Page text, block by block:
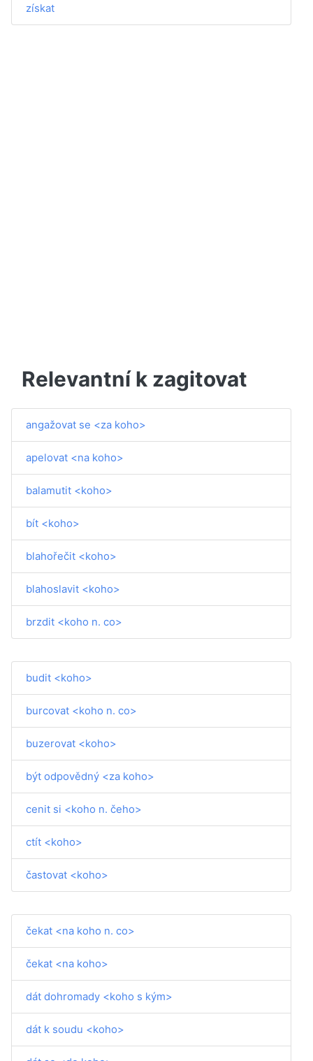
získat
Relevantní k zagitovat
angažovat se <za koho>
apelovat <na koho>
balamutit <koho>
bít <koho>
blahořečit <koho>
blahoslavit <koho>
brzdit <koho n. co>
budit <koho>
burcovat <koho n. co>
buzerovat <koho>
být odpovědný <za koho>
cenit si <koho n. čeho>
ctít <koho>
častovat <koho>
čekat <na koho n. co>
čekat <na koho>
dát dohromady <koho s kým>
dát k soudu <koho>